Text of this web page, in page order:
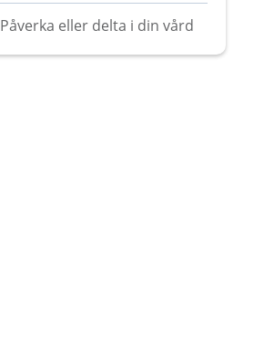
Påverka eller delta i din vård